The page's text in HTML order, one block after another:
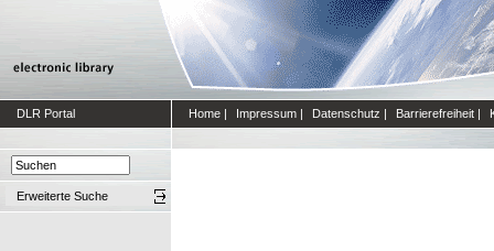
DLR Portal Home | Impressum | Datenschutz | Barrierefreiheit |
Erweiterte Suche